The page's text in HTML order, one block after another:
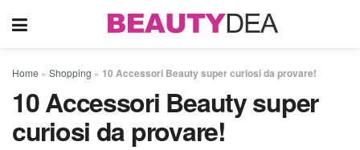
Home » Shopping » 10 Accessori Beauty super curiosi da provare!
10 Accessori Beauty super
curiosi da provare!